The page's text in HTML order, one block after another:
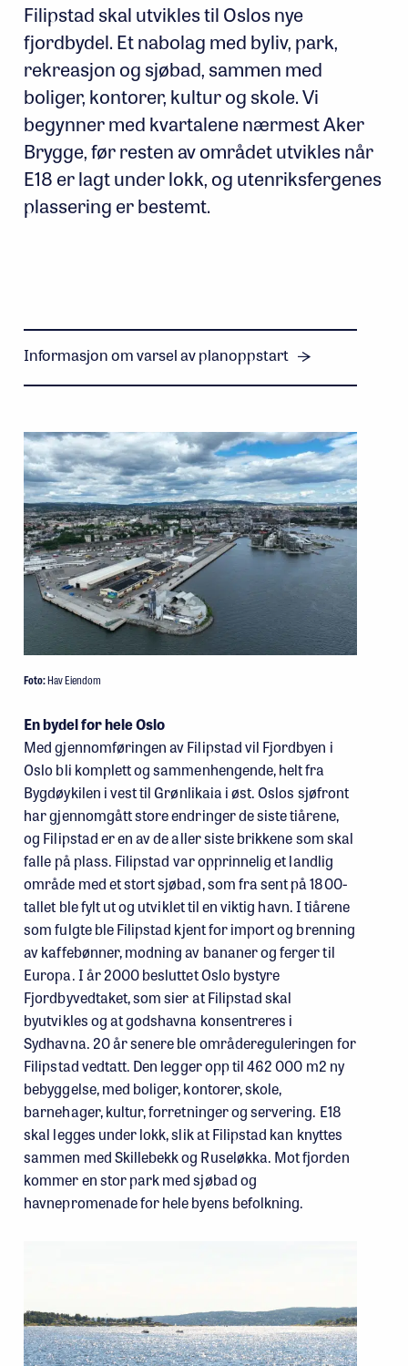
Filipstad skal utvikles til Oslos nye
fjordbydel. Et nabolag med byliv, park,
rekreasjon og sjøbad, sammen med
boliger, kontorer, kultur og skole. Vi
begynner med kvartalene nærmest Aker
Brygge, før resten av området utvikles når
E18 er lagt under lokk, og utenriksfergenes
plassering er bestemt.
Informasjon om varsel av planoppstart
Foto:Hav Eiendom
En bydel for hele Oslo
Med gjennomføringen av Filipstad vil Fjordbyen i
Oslo bli komplett og sammenhengende, helt fra
Bygdøykilen i vest til Grønlikaia i øst. Oslos sjøfront
har gjennomgått store endringer de siste tiårene,
og Filipstad er en av de aller siste brikkene som skal
falle på plass. Filipstad var opprinnelig et landlig
område med et stort sjøbad, som fra sent på 1800-
tallet ble fylt ut og utviklet til en viktig havn. I tiårene
som fulgte ble Filipstad kjent for import og brenning
av kaffebønner, modning av bananer og ferger til
Europa. I år 2000 besluttet Oslo bystyre
Fjordbyvedtaket, som sier at Filipstad skal
byutvikles og at godshavna konsentreres i
Sydhavna. 20 år senere ble områdereguleringen for
Filipstad vedtatt. Den legger opp til 462 000 m2 ny
bebyggelse, med boliger, kontorer, skole,
barnehager, kultur, forretninger og servering. E18
skal legges under lokk, slik at Filipstad kan knyttes
sammen med Skillebekk og Ruseløkka. Mot fjorden
kommer en stor park med sjøbad og
havnepromenade for hele byens befolkning.